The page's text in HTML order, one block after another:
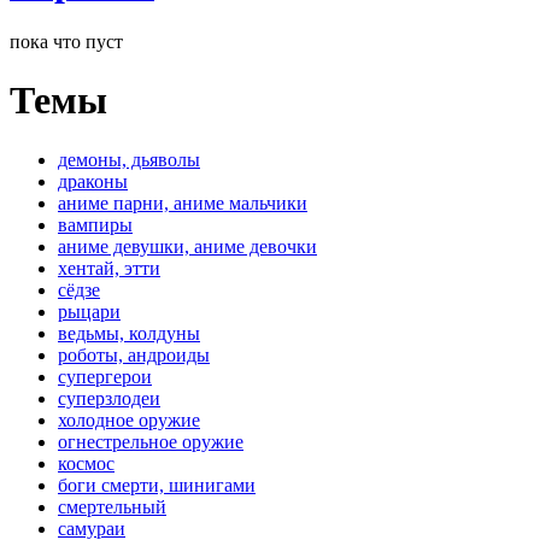
пока что пуст
Темы
демоны, дьяволы
драконы
аниме парни, аниме мальчики
вампиры
аниме девушки, аниме девочки
хентай, этти
сёдзе
рыцари
ведьмы, колдуны
роботы, андроиды
супергерои
суперзлодеи
холодное оружие
огнестрельное оружие
космос
боги смерти, шинигами
смертельный
самураи